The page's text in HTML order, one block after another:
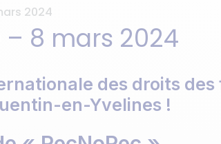
2024
– 8 mars 2024
des droits
en-Yvelines !